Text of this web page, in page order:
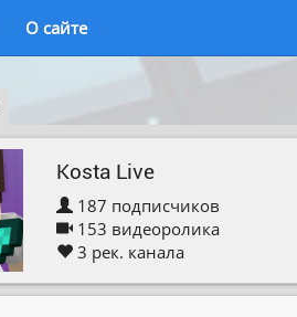
О сайте
Kosta Live
187 подписчиков
153 видеоролика
3 рек. канала